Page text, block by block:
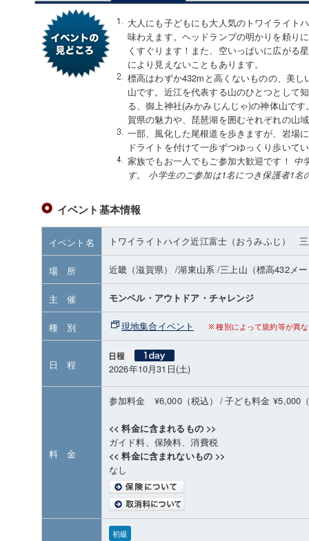
大人にも子どもにも大人気のトワイライト
味わえます。ヘッドランプの明かりを頼り
くすぐります！また、空いっぱいに広がる
により見えないこともあります。
標高はわずか432mと高くないものの、美
山です。近江を代表する山のひとつとして
る、御上神社(みかみじんじゃ)の神体山で
賀県の魅力や、琵琶湖を囲むそれぞれの山
一部、風化した尾根道を歩きますが、岩場
ドライトを付けて一歩ずつゆっくり歩いて
家族でもお一人でもご参加大歓迎です！ 中
す。
小学生のご参加は1名につき保護者1名
イベント基本情報
イベント名 トワイライトハイク近江富士（おうみふじ）
場 所 近畿（滋賀県） /湖東山系 /三上山 （標高432メ
主 催 モンベル・アウトドア・チャレンジ
種 別 現地集合イベント 種別によって規約等が異
日 程 2026年10月31日(土)
料 金
参加料金 ¥6,000（税込） /子ども料金 ¥5,000
<< 料金に含まれるもの >>
ガイド料、保険料、消費税
<< 料金に含まれないもの >>
なし
初級